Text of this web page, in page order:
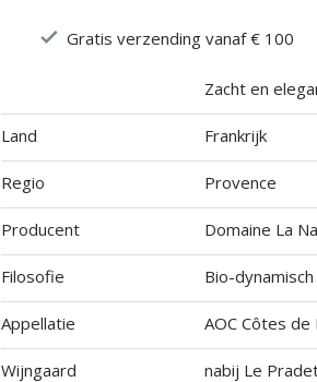
Gratis verzending vanaf € 100
Zacht en
Land Frankrijk
Regio Provence
Producent Domaine La
Filosofie Bio-dynamisch
Appellatie AOC Côtes
Wijngaard nabij Le